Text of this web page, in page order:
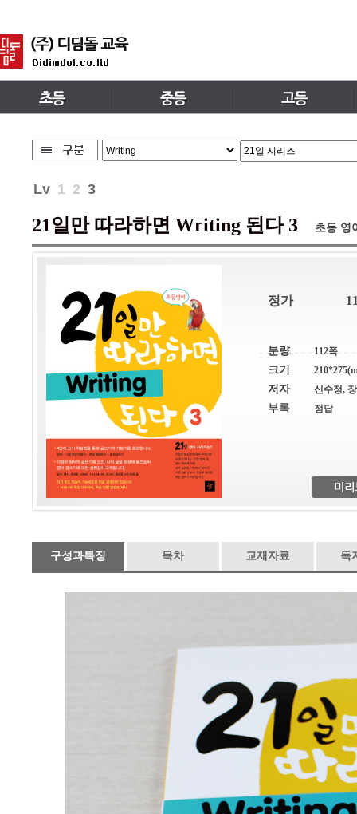
Lv 1 2 3
21일만 따라하면 Writing 된다 3 초등 영
정가
분량 112쪽
크기
저자 신수정,
부록 정답
구성과특징 목차 교재자료 독